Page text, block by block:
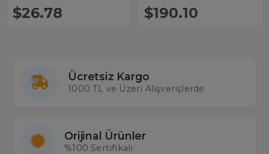
Mini Kamera
$26.78 $190.10
Ücretsiz Kargo
1000 TL ve Üzeri Alışverişlerde
Orijinal Ürünler
%100 Sertifikalı